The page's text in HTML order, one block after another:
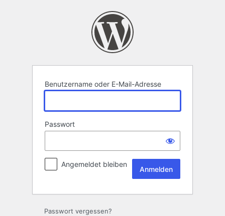
Benutzername oder E-Mail-Adresse
Passwort
Angemeldet bleiben
Passwort vergessen?